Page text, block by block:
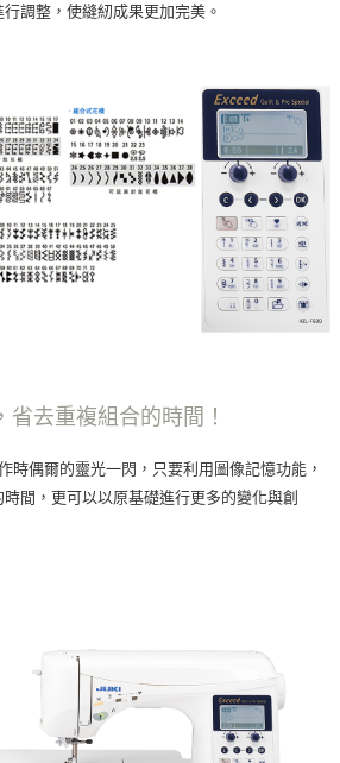
調整，使縫紉成果更加完美。
去重複組合的時間！
時偶爾的靈光一閃，只要利用圖像記憶功能，
間，更可以以原基礎進行更多的變化與創